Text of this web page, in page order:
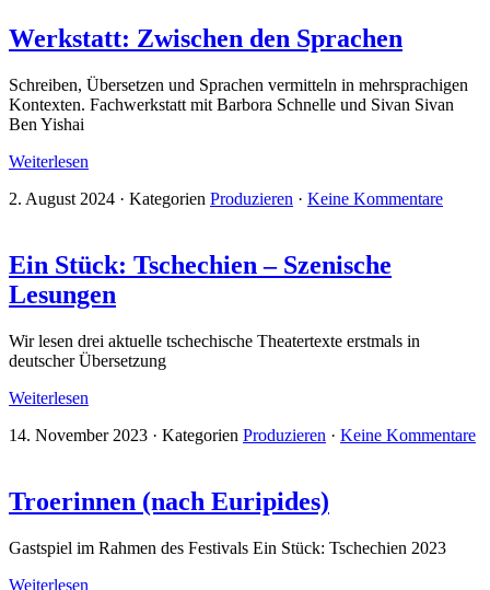
Werkstatt: Zwischen den Sprachen
Schreiben, Übersetzen und Sprachen vermitteln in mehrsprachigen
Kontexten. Fachwerkstatt mit Barbora Schnelle und Sivan Sivan
Ben Yishai
Weiterlesen
2. August 2024 · Kategorien Produzieren · Keine Kommentare
Ein Stück: Tschechien – Szenische
Lesungen
Wir lesen drei aktuelle tschechische Theatertexte erstmals in
deutscher Übersetzung
Weiterlesen
14. November 2023 · Kategorien Produzieren · Keine Kommentare
Troerinnen (nach Euripides)
Gastspiel im Rahmen des Festivals Ein Stück: Tschechien 2023
Weiterlesen